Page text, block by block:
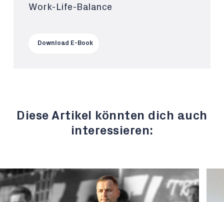
Work-Life-Balance
Download E-Book
Diese Artikel könnten dich auch
interessieren: